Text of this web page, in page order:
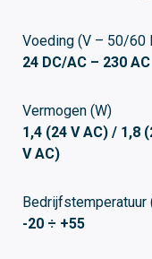
Voeding (V – 50/60
24 DC/AC – 230 AC
Vermogen (W)
1,4 (24 V AC) / 1,8
V AC)
Bedrijfstemperatuur
-20 ÷ +55